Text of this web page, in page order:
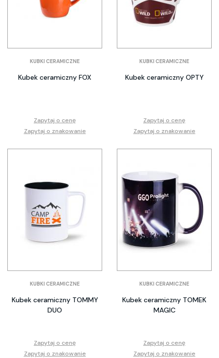
KUBKI CERAMICZNE
Kubek ceramiczny FOX
Zapytaj o cenę
Zapytaj o znakowanie
KUBKI CERAMICZNE
Kubek ceramiczny OPTY
Zapytaj o cenę
Zapytaj o znakowanie
KUBKI CERAMICZNE
Kubek ceramiczny TOMMY
DUO
Zapytaj o cenę
Zapytaj o znakowanie
KUBKI CERAMICZNE
Kubek ceramiczny TOMEK
MAGIC
Zapytaj o cenę
Zapytaj o znakowanie